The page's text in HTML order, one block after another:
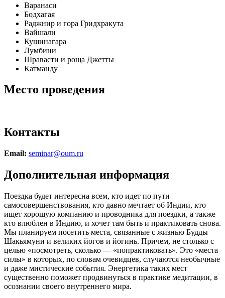
Варанаси
Бодхагая
Раджнир и гора Гридхракута
Вайшали
Кушинагара
Лумбини
Шравасти и роща Джетты
Катманду
Место проведения
Контакты
Email: seminar@oum.ru
Дополнительная информация
Поездка будет интересна всем, кто идет по пути
самосовершенствования, кто давно мечтает об Индии, кто
ищет хорошую компанию и проводника для поездки, а также
кто влюблен в Индию, и хочет там быть и практиковать снова.
Мы планируем посетить места, связанные с жизнью Будды
Шакьямуни и великих йогов и йогинь. Причем, не столько с
целью «посмотреть, сколько — «попрактиковать». Это «места
силы» в которых, по словам очевидцев, случаются необычные
и даже мистические события. Энергетика таких мест
существенно поможет продвинуться в практике медитации, в
осознании своего внутреннего мира.